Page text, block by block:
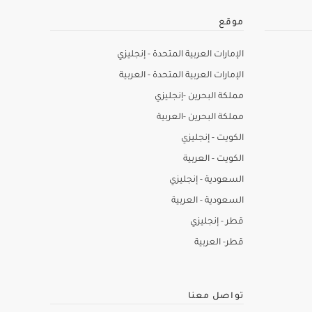
موقع
الإمارات العربية المتحدة - إنجليزي
الإمارات العربية المتحدة - العربية
مملكة البحرين -إنجليزي
مملكة البحرين -العربية
الكويت - إنجليزي
الكويت - العربية
السعودية - إنجليزي
السعودية - العربية
قطر - إنجليزي
قطر- العربية
تواصل معنا